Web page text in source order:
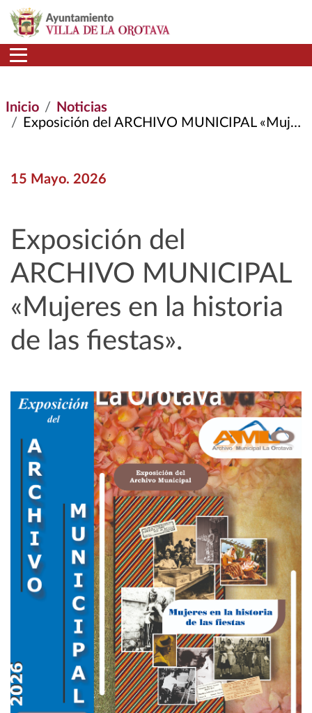
Pasar al contenido principal
Inicio
Noticias
Exposición del ARCHIVO MUNICIPAL «Mujeres En La Historia de Las Fiestas».
15 Mayo. 2026
Exposición del
ARCHIVO MUNICIPAL
«Mujeres en la historia
de las fiestas».